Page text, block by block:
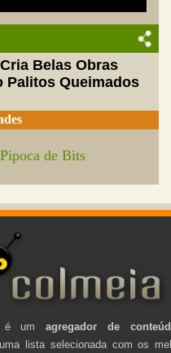
Belas Obras
Palitos Queimados
Pipoca de Bits
é umagregador de
lista selecionada com os